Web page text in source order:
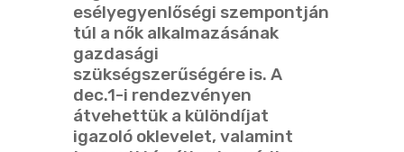
esélyegyenlőségi szempontján
túl a nők alkalmazásának
gazdasági
szükségszerűségére is. A
dec.1-i rendezvényen
átvehettük a különdíjat
igazoló oklevelet, valamint